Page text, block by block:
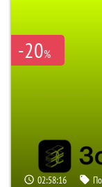
-20%
02:58:15